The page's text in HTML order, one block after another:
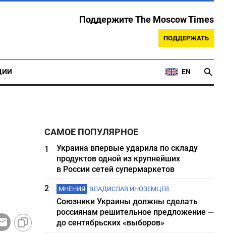
Поддержите The Moscow Times
ПОДДЕРЖАТЬ
EN
САМОЕ ПОПУЛЯРНОЕ
1
Украина впервые ударила по складу
продуктов одной из крупнейших
в России сетей супермаркетов
2
МНЕНИЯ ВЛАДИСЛАВ ИНОЗЕМЦЕВ
Союзники Украины должны сделать
россиянам решительное предложение —
до сентябрьских «выборов»